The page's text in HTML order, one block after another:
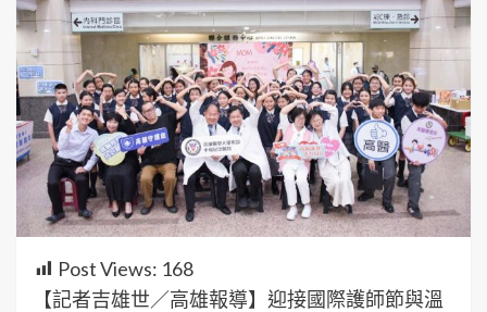
Post Views: 168
【記者吉雄世／高雄報導】迎接國際護師節與溫